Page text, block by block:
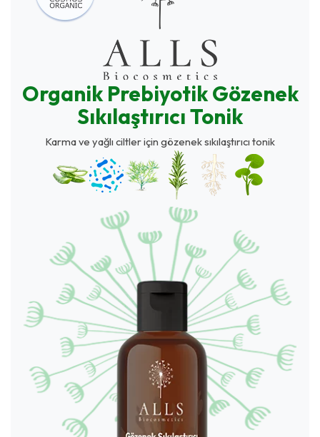
Organik Prebiyotik Gözenek
Sıkılaştırıcı Tonik
Karma ve yağlı ciltler için gözenek sıkılaştırıcı tonik